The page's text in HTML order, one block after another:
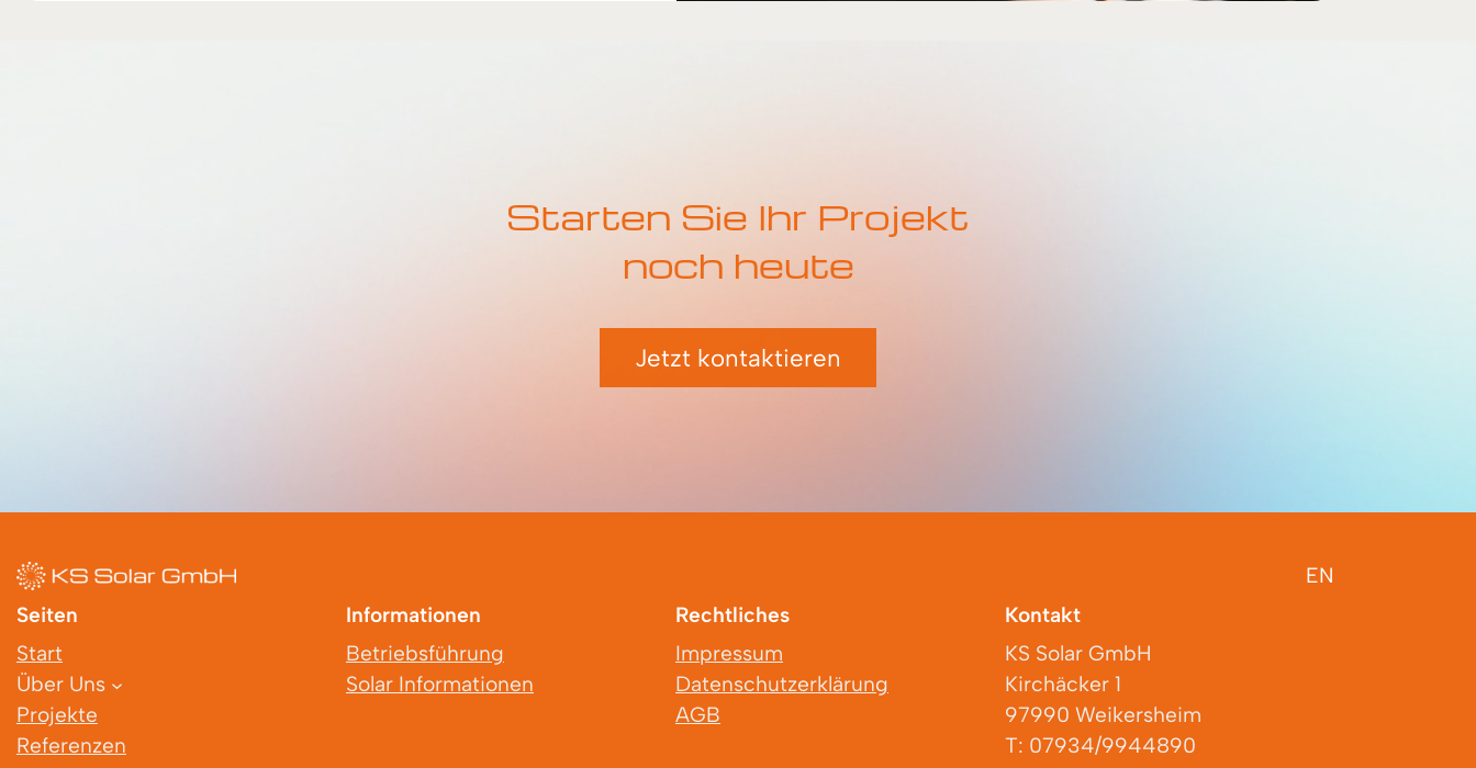
Starten Sie Ihr Projekt
noch heute
Jetzt kontaktieren
EN
Seiten
Start
Über Uns
Projekte
Referenzen
Informationen
Betriebsführung
Solar Informationen
Rechtliches
Impressum
Datenschutzerklärung
AGB
Kontakt
KS Solar GmbH
Kirchäcker 1
97990 Weikersheim
T: 07934/9944890